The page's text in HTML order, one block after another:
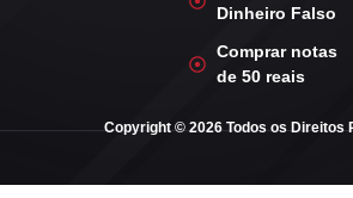
Dinheiro Falso
Comprar notas
de 50 reais
Copyright © 2026 Todos os Direitos